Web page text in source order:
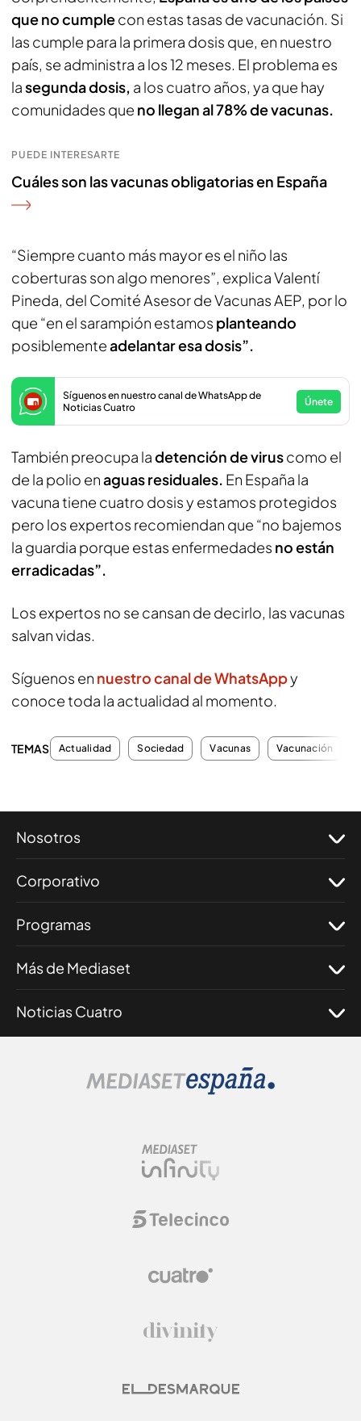
que no cumplecon estas tasas de vacunación. Si
las cumple para la primera dosis que, en nuestro
país, se administra a los 12 meses. El problema es
lasegunda dosis, a los cuatro años, ya que hay
comunidades que no llegan al 78% de vacunas.
PUEDE INTERESARTE
Cuáles son las vacunas obligatorias en España
“Siempre cuanto más mayor es el niño las
coberturas son algo menores”, explica Valentí
Pineda, del Comité Asesor de Vacunas AEP, por lo
que “en el sarampión estamos planteando
posiblementeadelantar esa dosis”.
Síguenos en nuestro canal de WhatsApp de
Noticias Cuatro
Únete
También preocupa ladetención de viruscomo el
de la polio enaguas residuales. En España la
vacuna tiene cuatro dosis y estamos protegidos
pero los expertos recomiendan que “no bajemos
la guardia porque estas enfermedades no están
erradicadas”.
Los expertos no se cansan de decirlo, las vacunas
salvan vidas.
Síguenos en nuestro canal de WhatsAppy
conoce toda la actualidad al momento.
TEMAS Actualidad Sociedad Vacunas Vacunación
Nosotros
Corporativo
Programas
Más de Mediaset
Noticias Cuatro